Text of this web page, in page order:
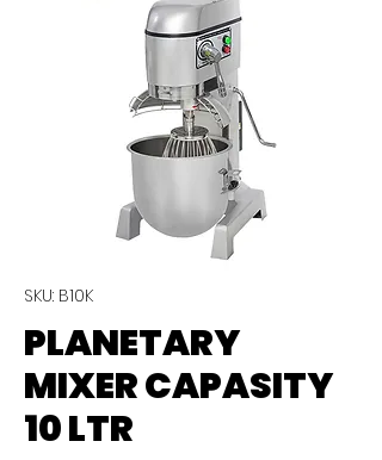
SKU: B10K
PLANETARY
MIXER CAPASITY
10 LTR